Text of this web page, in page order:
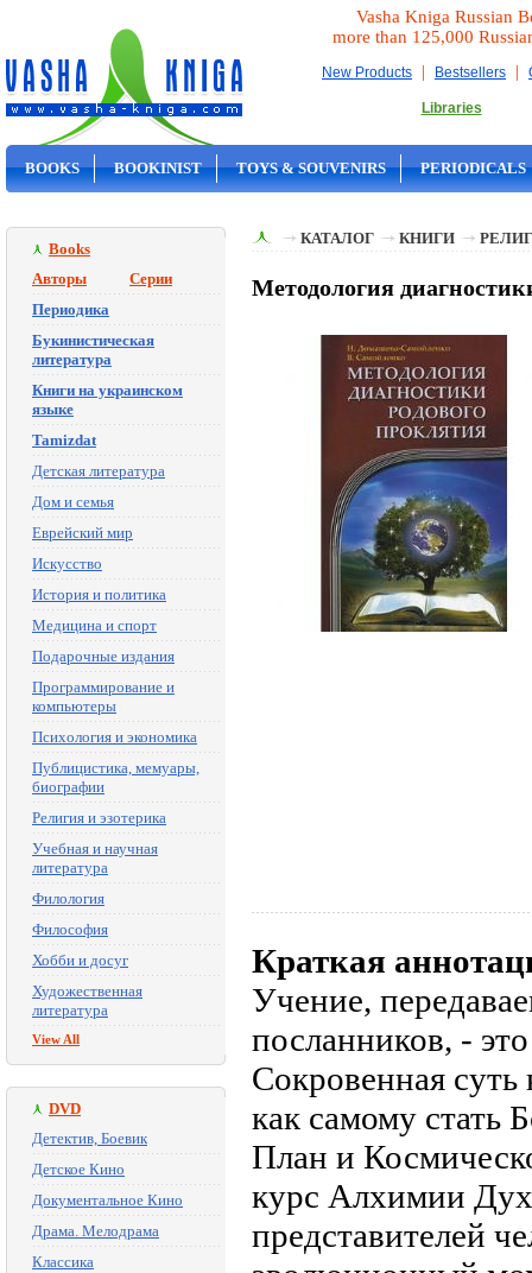
Vasha Kniga Russian
more than 125,000
New Products | Bestsellers |
Libraries
BOOKS BOOKINIST TOYS & SOUVENIRS PERIODICALS
Books
Авторы
Серии
Периодика
Букинистическая
литература
Книги на украинском
языке
Tamizdat
Детская литература
Дом и семья
Еврейский мир
Искусство
История и политика
Медицина и спорт
Подарочные издания
Программирование и
компьютеры
Психология и экономика
Публицистика, мемуары,
биографии
Религия и эзотерика
Учебная и научная
литература
Филология
Философия
Хобби и досуг
Художественная
литература
View All
DVD
Детектив, Боевик
Детское Кино
Документальное Кино
Драма. Мелодрама
Классика
КАТАЛОГ КНИГИ
Методология
Краткая
Учение,
посланников, -
Сокровенная
как самому стать
План и
курс Алхимии
представителей